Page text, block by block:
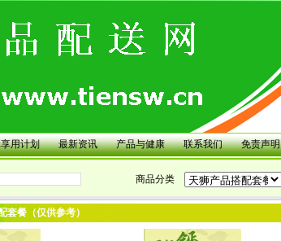
用计划 最新资讯 产品与健康 联系我们 免责声明
商品分类
套餐（仅供参考）